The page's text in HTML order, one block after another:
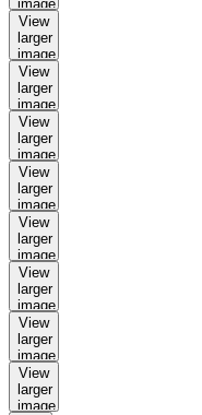
image
View
larger
image
View
larger
image
View
larger
image
View
larger
image
View
larger
image
View
larger
image
View
larger
image
View
larger
image